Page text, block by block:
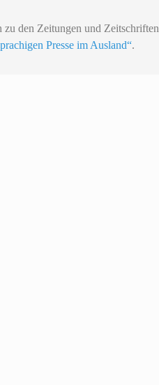
zu den Zeitungen und Zeitschriften
Presse im Ausland“.